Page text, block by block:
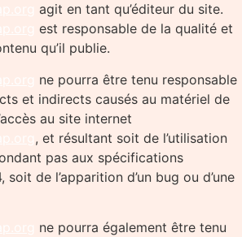
agit en tant qu’éditeur du site.
est responsable de la qualité et
qu’il publie.
ne pourra être tenu responsable
et indirects causés au matériel de
au site internet
, et résultant soit de l’utilisation
pas aux spécifications
de l’apparition d’un bug ou d’une
ne pourra également être tenu